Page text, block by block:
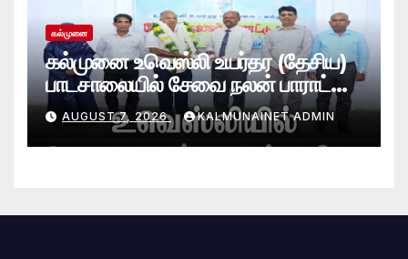
கல்முனை
கல்முனை உவெஸ்லி உயர்தர (தேசிய)
பாடசாலையில் சேவை நலன் பாராட்டு
விழா சிறப்பாக நடைபெற்றது
AUGUST 7, 2026 KALMUNAINET ADMIN